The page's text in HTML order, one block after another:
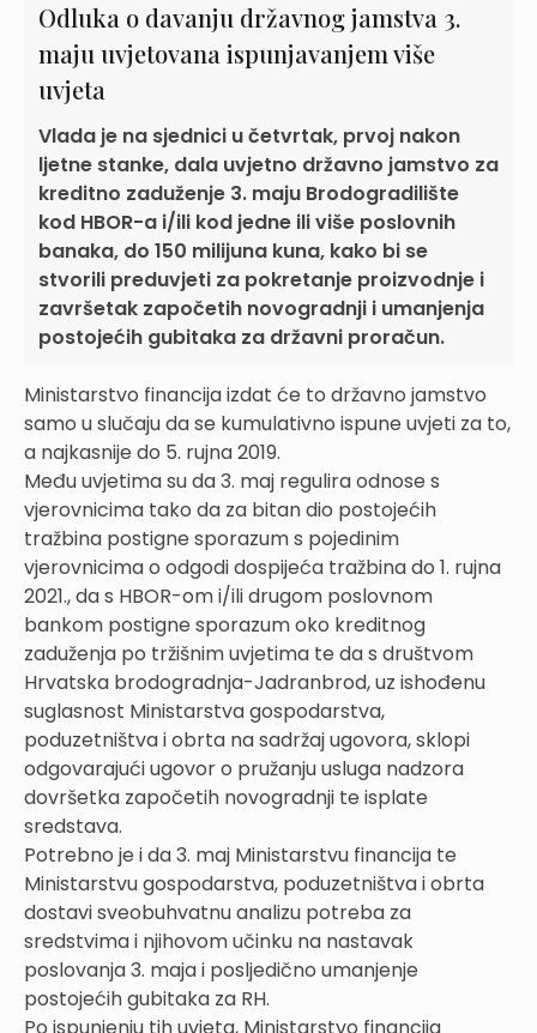
Odluka o davanju državnog jamstva 3.
maju uvjetovana ispunjavanjem više
uvjeta
Vlada je na sjednici u četvrtak, prvoj nakon
ljetne stanke, dala uvjetno državno jamstvo za
kreditno zaduženje 3. maju Brodogradilište
kod HBOR-a i/ili kod jedne ili više poslovnih
banaka, do 150 milijuna kuna, kako bi se
stvorili preduvjeti za pokretanje proizvodnje i
završetak započetih novogradnji i umanjenja
postojećih gubitaka za državni proračun.
Ministarstvo financija izdat će to državno jamstvo
samo u slučaju da se kumulativno ispune uvjeti za to,
a najkasnije do 5. rujna 2019.
Među uvjetima su da 3. maj regulira odnose s
vjerovnicima tako da za bitan dio postojećih
tražbina postigne sporazum s pojedinim
vjerovnicima o odgodi dospijeća tražbina do 1. rujna
2021., da s HBOR-om i/ili drugom poslovnom
bankom postigne sporazum oko kreditnog
zaduženja po tržišnim uvjetima te da s društvom
Hrvatska brodogradnja-Jadranbrod, uz ishođenu
suglasnost Ministarstva gospodarstva,
poduzetništva i obrta na sadržaj ugovora, sklopi
odgovarajući ugovor o pružanju usluga nadzora
dovršetka započetih novogradnji te isplate
sredstava.
Potrebno je i da 3. maj Ministarstvu financija te
Ministarstvu gospodarstva, poduzetništva i obrta
dostavi sveobuhvatnu analizu potreba za
sredstvima i njihovom učinku na nastavak
poslovanja 3. maja i posljedično umanjenje
postojećih gubitaka za RH.